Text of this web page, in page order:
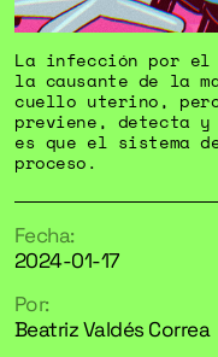
La infección por el
la causante de la
cuello uterino,
previene, detecta
es que el sistema
proceso.
Fecha:
2024-01-17
Por:
Beatriz Valdés Correa